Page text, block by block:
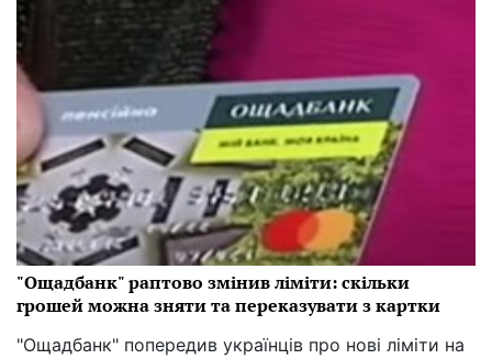
"Ощадбанк" раптово змінив ліміти: скільки
грошей можна зняти та переказувати з картки
"Ощадбанк" попередив українців про нові ліміти на